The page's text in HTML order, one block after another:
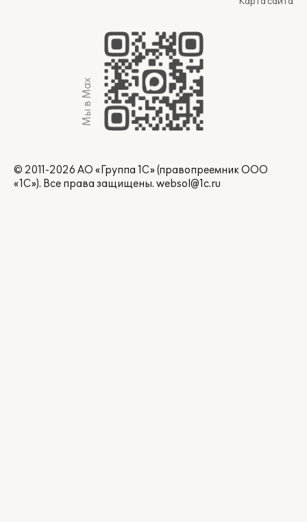
Мы в Max
© 2011-2026 АО «Группа 1С» (правопреемник ООО
«1С»). Все права защищены. websol@1c.ru